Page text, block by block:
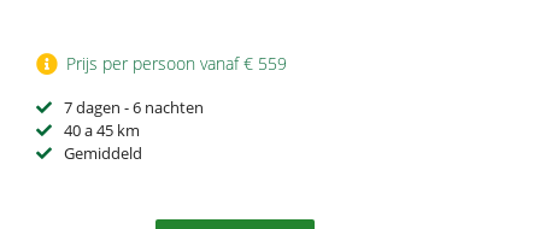
Prijs per persoon vanaf € 559
7 dagen - 6 nachten
40 a 45 km
Gemiddeld